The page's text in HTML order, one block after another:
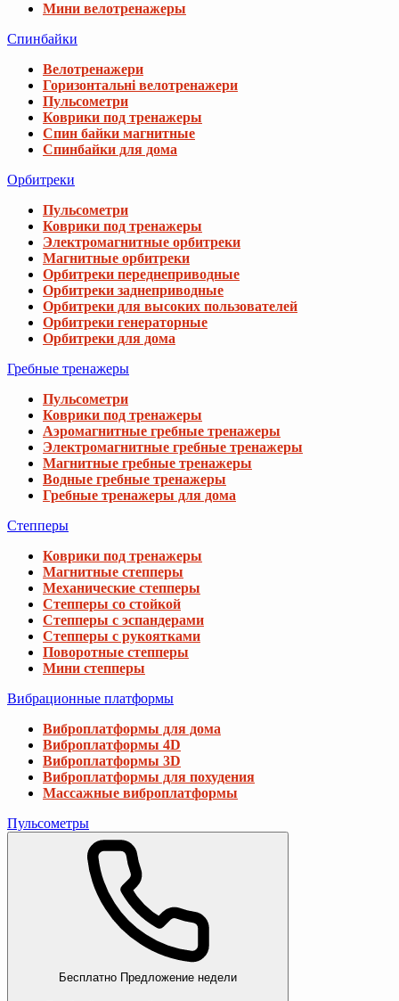
Мини велотренажеры
Спинбайки
Велотренажери
Горизонтальні велотренажери
Пульсометри
Коврики под тренажеры
Спин байки магнитные
Спинбайки для дома
Орбитреки
Пульсометри
Коврики под тренажеры
Электромагнитные орбитреки
Магнитные орбитреки
Орбитреки переднеприводные
Орбитреки заднеприводные
Орбитреки для высоких пользователей
Орбитреки генераторные
Орбитреки для дома
Гребные тренажеры
Пульсометри
Коврики под тренажеры
Аэромагнитные гребные тренажеры
Электромагнитные гребные тренажеры
Магнитные гребные тренажеры
Водные гребные тренажеры
Гребные тренажеры для дома
Степперы
Коврики под тренажеры
Магнитные степперы
Механические степперы
Степперы со стойкой
Степперы с эспандерами
Степперы с рукоятками
Поворотные степперы
Мини степперы
Вибрационные платформы
Виброплатформы для дома
Виброплатформы 4D
Виброплатформы 3D
Виброплатформы для похудения
Массажные виброплатформы
Пульсометры
Бесплатно Предложение недели